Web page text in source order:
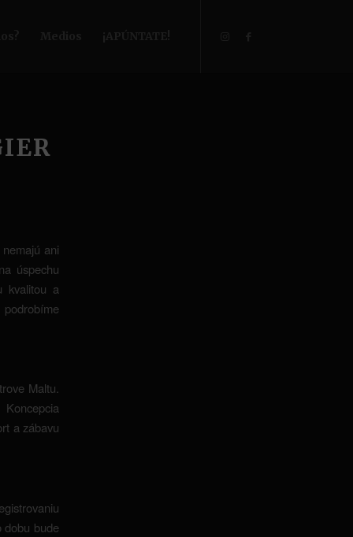
ani
úspechu
kvalitou a
Maltu.
a zábavu
dobu bude